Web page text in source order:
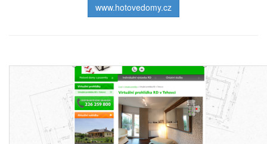
www.hotovedomy.cz